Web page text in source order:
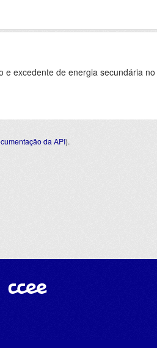
e excedente de energia secundária no
da API).